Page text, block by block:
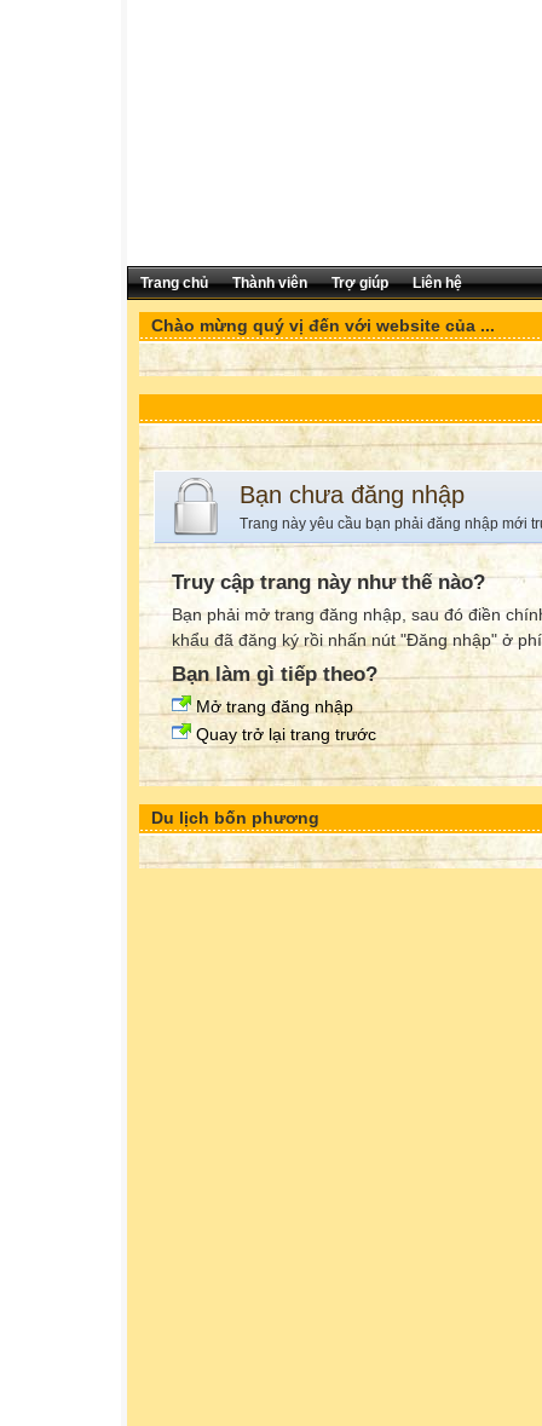
Trang chủ Thành viên Trợ giúp Liên hệ
Chào mừng quý vị đến với website của ...
Bạn chưa đăng nhập
Trang này yêu cầu bạn phải đăng nhập mới
Truy cập trang này như thế nào?
Bạn phải mở trang đăng nhập, sau đó điền
khẩu đã đăng ký rồi nhấn nút "Đăng nhập" ở
Bạn làm gì tiếp theo?
Mở trang đăng nhập
Quay trở lại trang trước
Du lịch bốn phương